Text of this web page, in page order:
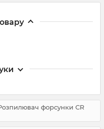
форсунки CR